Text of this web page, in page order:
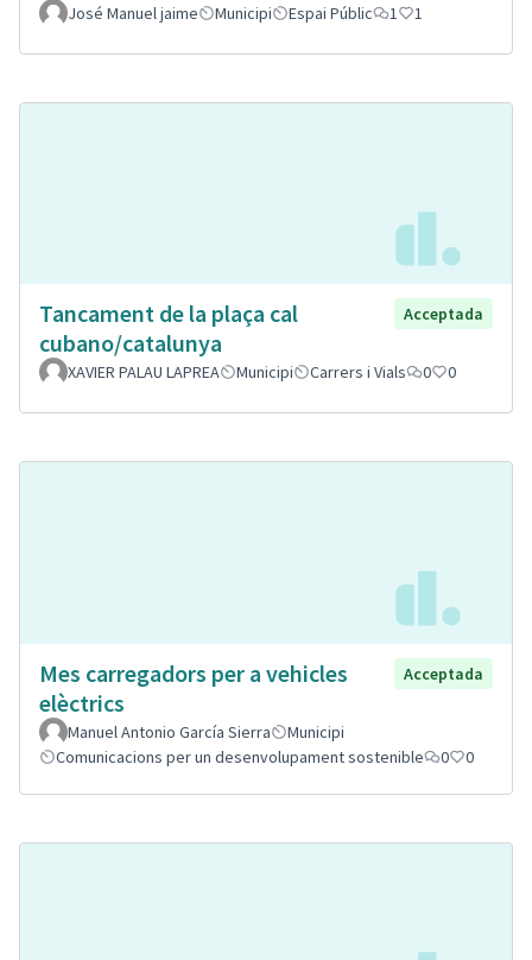
José Manuel jaime
Municipi Espai Públic 1 1
Tancament de la plaça cal
cubano/catalunya
Acceptada
XAVIER PALAU LAPREA Municipi Carrers i Vials 0 0
Mes carregadors per a vehicles
elèctrics
Acceptada
Manuel Antonio García Sierra
Municipi
Comunicacions per un desenvolupament sostenible
0 0